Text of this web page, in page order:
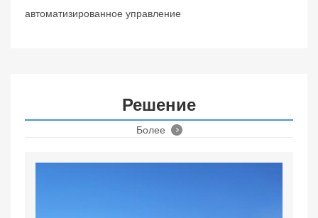
автоматизированное управление
Решение
Более